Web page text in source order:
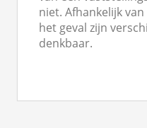
niet. Afhankelijk
het geval zijn
denkbaar.